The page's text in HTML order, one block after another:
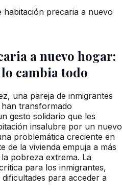
habitación precaria a nuevo
a nuevo hogar:
cambia todo
una pareja de inmigrantes
transformado
gesto solidario que les
insalubre por un nuevo
problemática creciente en
de la vivienda empuja a más
pobreza extrema. La
para los inmigrantes,
para acceder a